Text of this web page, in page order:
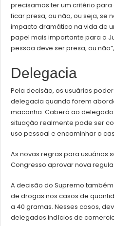
precisamos ter um critério
ficar presa, ou não, ou seja, se
impacto dramático na vida de
papel mais importante para o
pessoa deve ser presa, ou
Delegacia
Pela decisão, os usuários
delegacia quando forem
maconha. Caberá ao
situação realmente pode ser
uso pessoal e encaminhar o
As novas regras para usuários
Congresso aprovar nova
A decisão do Supremo
de drogas nos casos de
a 40 gramas. Nesses casos,
delegados indícios de